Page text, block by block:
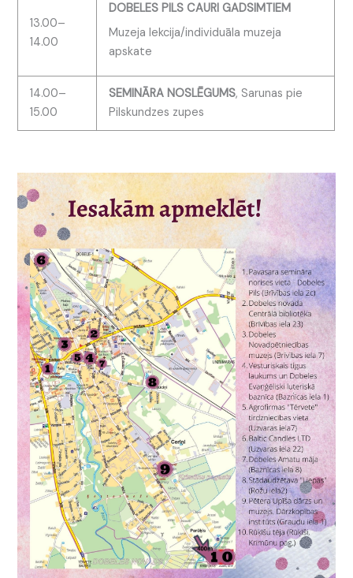
13.00–
14.00
DOBELES PILS CAURI GADSIMTIEM
Muzeja lekcija/individuāla muzeja
apskate
14.00–
15.00
SEMINĀRA NOSLĒGUMS, Sarunas pie
Pilskundzes zupes